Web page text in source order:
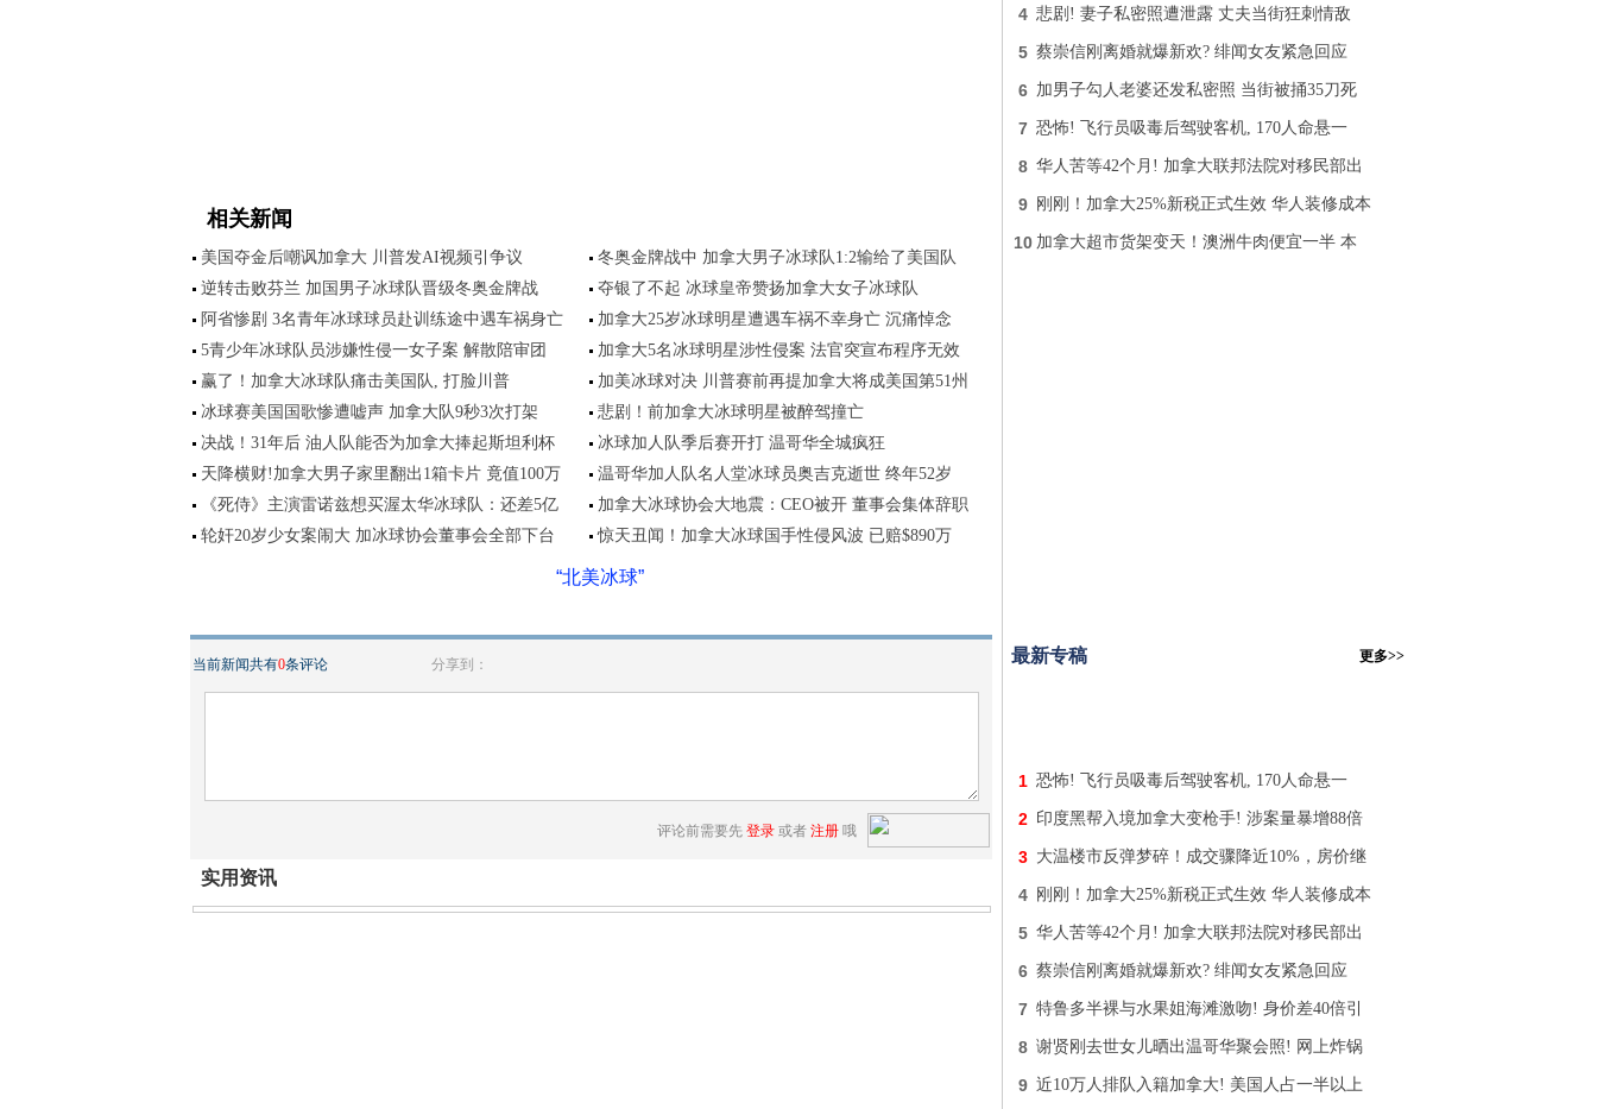
相关新闻
美国夺金后嘲讽加拿大 川普发AI视频引争议
冬奥金牌战中 加拿大男子冰球队1:2输给了美国队
逆转击败芬兰 加国男子冰球队晋级冬奥金牌战
夺银了不起 冰球皇帝赞扬加拿大女子冰球队
阿省惨剧 3名青年冰球球员赴训练途中遇车祸身亡
加拿大25岁冰球明星遭遇车祸不幸身亡 沉痛悼念
5青少年冰球队员涉嫌性侵一女子案 解散陪审团
加拿大5名冰球明星涉性侵案 法官突宣布程序无效
赢了！加拿大冰球队痛击美国队, 打脸川普
加美冰球对决 川普赛前再提加拿大将成美国第51州
冰球赛美国国歌惨遭嘘声 加拿大队9秒3次打架
悲剧！前加拿大冰球明星被醉驾撞亡
决战！31年后 油人队能否为加拿大捧起斯坦利杯
冰球加人队季后赛开打 温哥华全城疯狂
天降横财!加拿大男子家里翻出1箱卡片 竟值100万
温哥华加人队名人堂冰球员奥吉克逝世 终年52岁
《死侍》主演雷诺兹想买渥太华冰球队：还差5亿
加拿大冰球协会大地震：CEO被开 董事会集体辞职
轮奸20岁少女案闹大 加冰球协会董事会全部下台
惊天丑闻！加拿大冰球国手性侵风波 已赔$890万
“北美冰球”
当前新闻共有0条评论 分享到：
评论前需要先 登录 或者 注册 哦
实用资讯
4 悲剧! 妻子私密照遭泄露 丈夫当街狂刺情敌
5 蔡崇信刚离婚就爆新欢? 绯闻女友紧急回应
6 加男子勾人老婆还发私密照 当街被捅35刀死
7 恐怖! 飞行员吸毒后驾驶客机, 170人命悬一
8 华人苦等42个月! 加拿大联邦法院对移民部出
9 刚刚！加拿大25%新税正式生效 华人装修成本
10 加拿大超市货架变天！澳洲牛肉便宜一半 本
最新专稿 更多>>
1 恐怖! 飞行员吸毒后驾驶客机, 170人命悬一
2 印度黑帮入境加拿大变枪手! 涉案量暴增88倍
3 大温楼市反弹梦碎！成交骤降近10%，房价继
4 刚刚！加拿大25%新税正式生效 华人装修成本
5 华人苦等42个月! 加拿大联邦法院对移民部出
6 蔡崇信刚离婚就爆新欢? 绯闻女友紧急回应
7 特鲁多半裸与水果姐海滩激吻! 身价差40倍引
8 谢贤刚去世女儿晒出温哥华聚会照! 网上炸锅
9 近10万人排队入籍加拿大! 美国人占一半以上